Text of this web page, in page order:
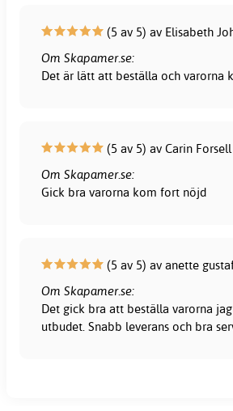
(5 av 5) av Elisabeth
Om Skapamer.se:
Det är lätt att beställa och varorna
(5 av 5) av Carin Forsell
Om Skapamer.se:
Gick bra varorna kom fort nöjd
(5 av 5) av anette
Om Skapamer.se:
Det gick bra att beställa varorna
utbudet. Snabb leverans och bra